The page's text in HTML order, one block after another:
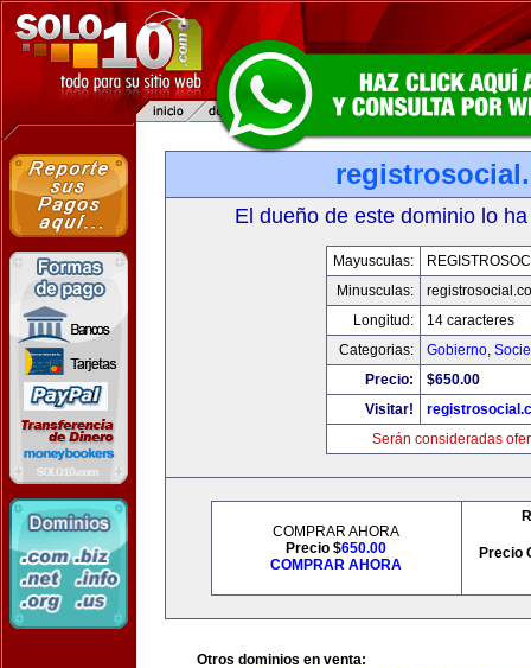
El dueño de este dominio lo
Mayusculas:
Minusculas:
Longitud:
14 caracteres
Categorias:
Gobierno,
Precio:
$650.00
Visitar!
Serán consideradas
COMPRAR AHORA
Precio $650.00
COMPRAR AHORA
Precio
Otros dominios en venta: